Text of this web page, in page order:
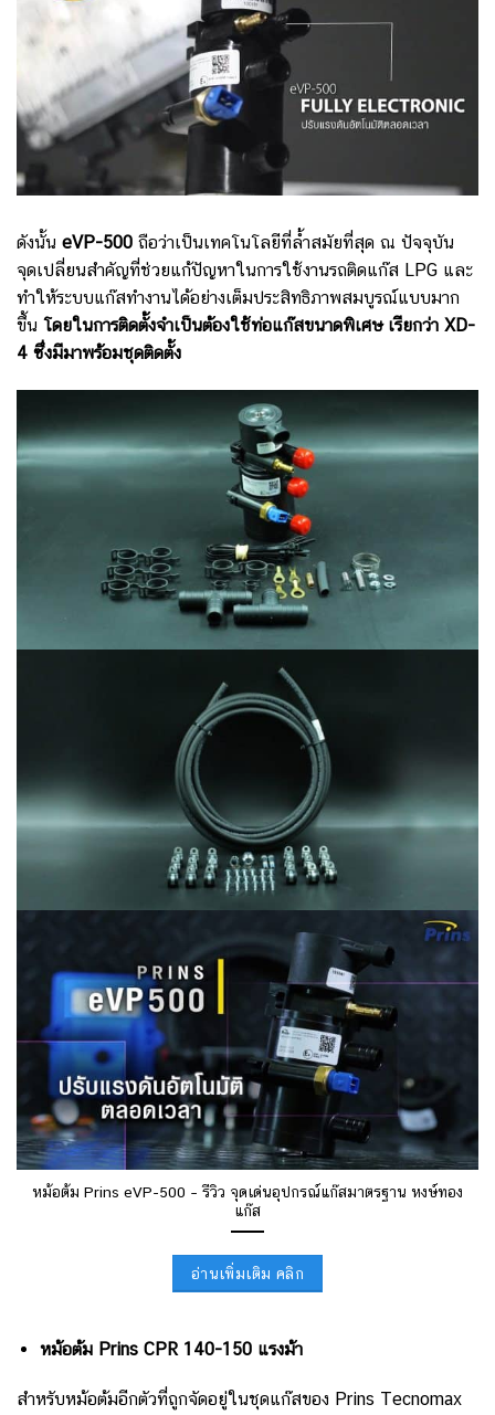
ดังนั้น eVP-500 ถือว่าเป็นเทคโนโลยีที่ล้ำสมัยที่สุด ณ ปัจจุบัน
จุดเปลี่ยนสำคัญที่ช่วยแก้ปัญหาในการใช้งานรถติดแก๊ส LPG และ
ทำให้ระบบแก๊สทำงานได้อย่างเต็มประสิทธิภาพสมบูรณ์แบบมาก
ขึ้น โดยในการติดตั้งจำเป็นต้องใช้ท่อแก๊สขนาดพิเศษ เรียกว่า XD-
4 ซึ่งมีมาพร้อมชุดติดตั้ง
หม้อต้ม Prins eVP-500 – รีวิว จุดเด่นอุปกรณ์แก๊สมาตรฐาน หงษ์ทอง
แก๊ส
อ่านเพิ่มเติม คลิก
หม้อต้ม Prins CPR 140-150 แรงม้า
สำหรับหม้อต้มอีกตัวที่ถูกจัดอยู่ในชุดแก๊สของ Prins Tecnomax